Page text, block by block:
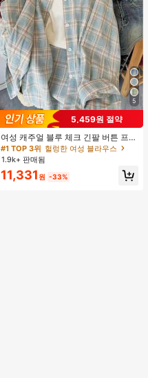
5
5,459원 절약
여성 캐주얼 블루 체크 긴팔 버튼 프론
트 폴리에스터 셔츠, 레귤러 핏, 봄 의
류, 편안한 스타일
#1 TOP 3위 헐렁한 여성 블라우스
1.9k+ 판매됨
11,331 원 -33%